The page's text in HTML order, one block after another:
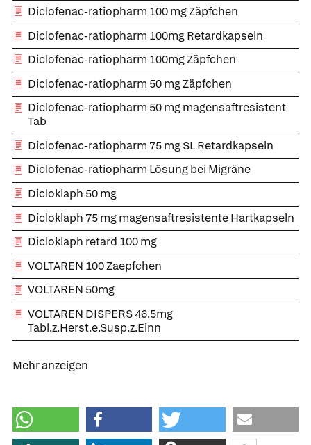
Diclofenac-ratiopharm 100 mg Zäpfchen
Diclofenac-ratiopharm 100mg Retardkapseln
Diclofenac-ratiopharm 100mg Zäpfchen
Diclofenac-ratiopharm 50 mg Zäpfchen
Diclofenac-ratiopharm 50 mg magensaftresistent
Tab
Diclofenac-ratiopharm 75 mg SL Retardkapseln
Diclofenac-ratiopharm Lösung bei Migräne
Dicloklaph 50 mg
Dicloklaph 75 mg magensaftresistente Hartkapseln
Dicloklaph retard 100 mg
VOLTAREN 100 Zaepfchen
VOLTAREN 50mg
VOLTAREN DISPERS 46.5mg
Tabl.z.Herst.e.Susp.z.Einn
Mehr anzeigen